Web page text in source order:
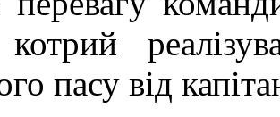
пасу від